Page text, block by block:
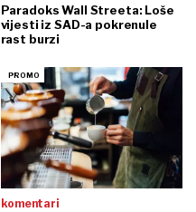
Paradoks Wall Streeta: Loše
vijesti iz SAD-a pokrenule
rast burzi
komentari